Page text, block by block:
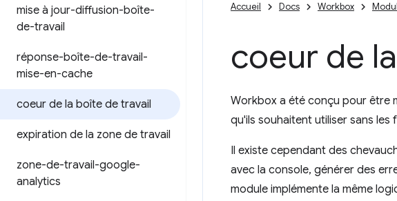
mise à jour-diffusion-boîte-
de-travail
réponse-boîte-de-travail-
mise-en-cache
coeur de la boîte de travail
expiration de la zone de travail
zone-de-travail-google-
analytics
Accueil Docs Workbox
coeur de
Workbox a été conçu pour être
qu'ils souhaitent utiliser sans
Il existe cependant des
avec la console, générer des
module implémente la même